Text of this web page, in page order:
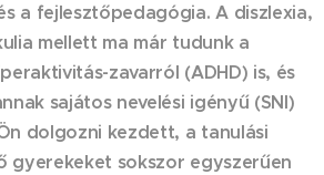
a fejlesztőpedagógia. A diszlexia,
mellett ma már tudunk a
zavarról (ADHD) is, és
sajátos nevelési igényű (SNI)
dolgozni kezdett, a tanulási
gyerekeket sokszor egyszerűen